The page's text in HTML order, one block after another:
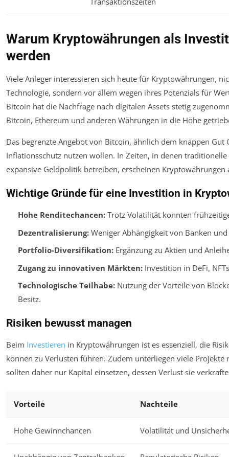
Warum Kryptowährungen als
werden
Viele Anleger interessieren sich heute für Kryptowährungen,
Technologie, sondern vor allem wegen ihres Potenzials für
Bitcoin hat die Nachfrage nach digitalen Assets stetig
Bitcoin, Ethereum und anderen Währungen in die Höhe
Das begrenzte Angebot von Bitcoin, ähnlich dem knappen
Inflationsschutz nutzen wollen. In Zeiten, in denen
expansive Geldpolitik betreiben, erscheinen Kryptowährungen
Wichtige Gründe für eine Investition in
Hohe Renditechancen:Trotz Volatilität konnten
Dezentralisierung:Weniger Abhängigkeit von Banken und
Portfolio-Diversifikation:Ergänzung zu Aktien und
Zugang zu innovativen Märkten:Investition in DeFi,
Technologische Teilhabe:Nutzung der Vorteile von
Besitz.
Risiken bewusst managen
Beim Investieren in Kryptowährungen ist es essenziell, die
können zu Verlusten führen. Zudem unterliegen viele
sollten daher nur Kapital einsetzen, dessen Verlust sie
Vorteile Nachteile
Hohe Gewinnchancen Volatilität und